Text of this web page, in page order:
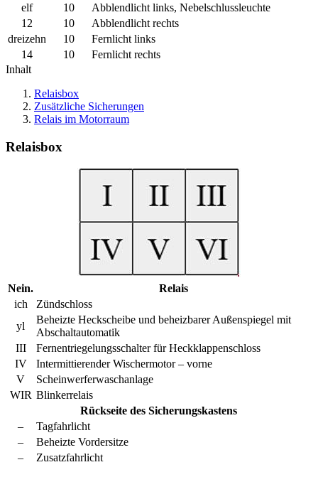
elf
10
Abblendlicht links, Nebelschlussleuchte
12
10
Abblendlicht rechts
dreizehn
10
Fernlicht links
14
10
Fernlicht rechts
Inhalt
Relaisbox
Zusätzliche Sicherungen
Relais im Motorraum
Relaisbox
Nein.
Relais
ich
Zündschloss
yl
Beheizte Heckscheibe und beheizbarer Außenspiegel mit
Abschaltautomatik
III
Fernentriegelungsschalter für Heckklappenschloss
IV
Intermittierender Wischermotor – vorne
V
Scheinwerferwaschanlage
WIR Blinkerrelais
Rückseite des Sicherungskastens
–
Tagfahrlicht
–
Beheizte Vordersitze
–
Zusatzfahrlicht